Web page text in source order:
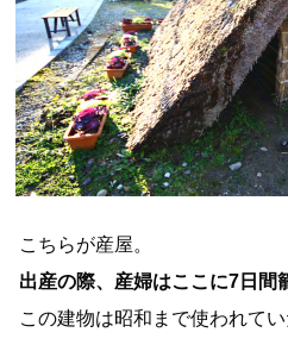
こちらが産屋。
出産の際、産婦はここに7日間
この建物は昭和まで使われてい